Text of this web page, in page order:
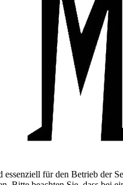
für den Betrieb der